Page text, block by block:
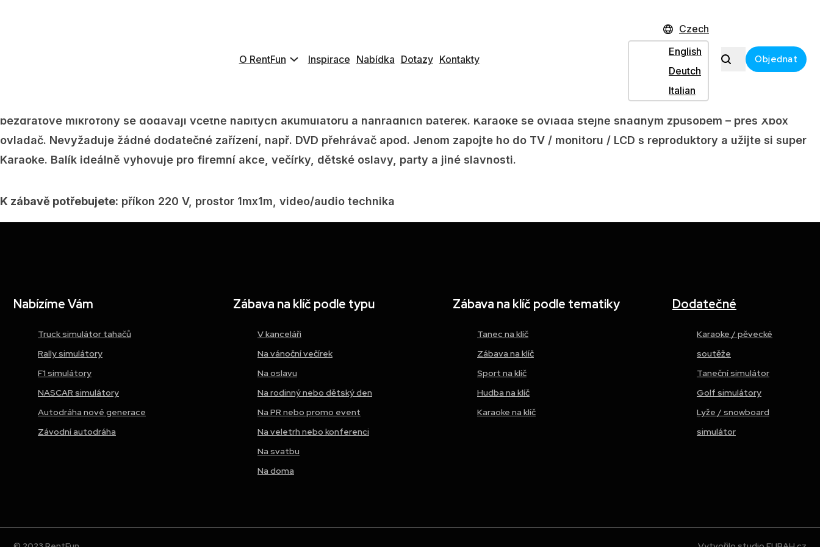
O RentFun Inspirace Nabídka Dotazy Kontakty
Czech
English
Deutch
Italian
Objednat
, kabely podle přání pro reproduktory / LCD TV / Plazma TV / LCD monitor (VGA, DVI) / Projektor / Klasické TV (Scart, AV,
Karaoke je založeno na populárním “Základním” balíku s použitím kvalitních bezdrátových mikrofonů s dosahem až 70m. Stejně jako v jiných balíčkách
bezdrátové mikrofony se dodávají včetně nabitých akumulátorů a náhradních baterek. Karaoke se ovládá stejně snadným způsobem – přes Xbox
ovladač. Nevyžaduje žádné dodatečné zařízení, např. DVD přehrávač apod. Jenom zapojte ho do TV / monitoru / LCD s reproduktory a užijte si super
Karaoke. Balík ideálně vyhovuje pro firemní akce, večírky, dětské oslavy, party a jiné slavnosti.
K zábavě potřebujete: příkon 220 V, prostor 1mx1m, video/audio technika
Nabízíme Vám
Truck simulátor tahačů
Rally simulátory
F1 simulátory
NASCAR simulátory
Autodráha nové generace
Závodní autodráha
Zábava na klíč podle typu
V kanceláři
Na vánoční večírek
Na oslavu
Na rodinný nebo dětský den
Na PR nebo promo event
Na veletrh nebo konferenci
Na svatbu
Na doma
Zábava na klíč podle tematiky
Tanec na klíč
Zábava na klíč
Sport na klíč
Hudba na klíč
Karaoke na klíč
Dodatečné
Karaoke / pěvecké
soutěže
Taneční simulátor
Golf simulátory
Lyže / snowboard
simulátor